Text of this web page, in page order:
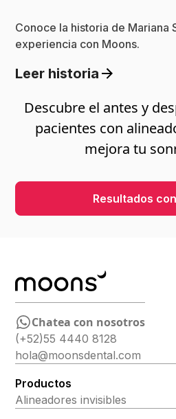
Conoce la historia de Mariana
experiencia con Moons.
Leer historia
Descubre el antes y
pacientes con
mejora tu
Resultados
Chatea con nosotros
(+52)55 4440 8128
hola@moonsdental.com
Productos
Alineadores invisibles